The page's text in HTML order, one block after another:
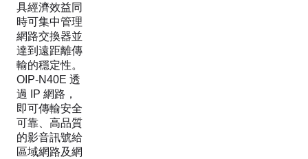
具經濟效益同
時可集中管理
網路交換器並
達到遠距離傳
輸的穩定性。
OIP-N40E 透
過 IP 網路，
即可傳輸安全
可靠、高品質
的影音訊號給
區域網路及網